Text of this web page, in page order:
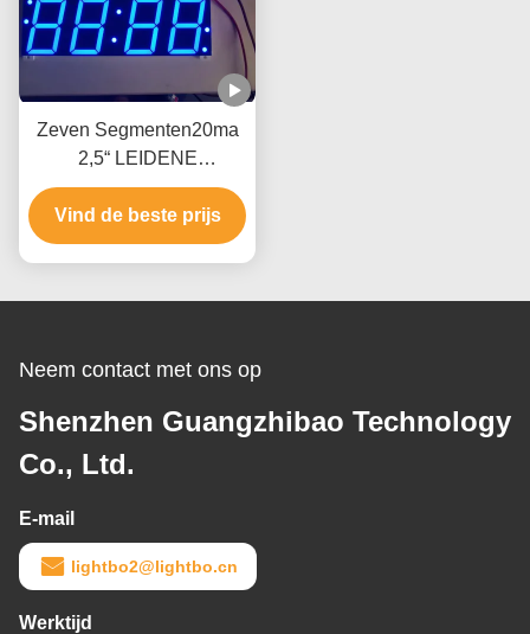
Zeven Segmenten20ma
2,5“ LEIDENE
Klokvertoning voor
Klokraad
Vind de beste prijs
Neem contact met ons op
Shenzhen Guangzhibao Technology
Co., Ltd.
E-mail
lightbo2@lightbo.cn
Werktijd